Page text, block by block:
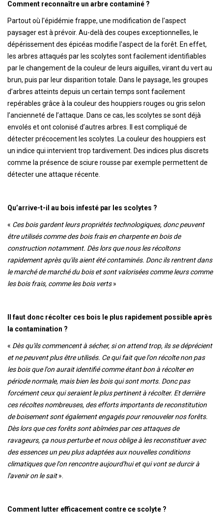
Comment reconnaître un arbre contaminé ?
Partout où l'épidémie frappe, une modification de l'aspect
paysager est à prévoir. Au-delà des coupes exceptionnelles, le
dépérissement des épicéas modifie l'aspect de la forêt. En effet,
les arbres attaqués par les scolytes sont facilement identifiables
par le changement de la couleur de leurs aiguilles, virant du vert au
brun, puis par leur disparition totale. Dans le paysage, les groupes
d’arbres atteints depuis un certain temps sont facilement
repérables grâce à la couleur des houppiers rouges ou gris selon
l’ancienneté de l’attaque. Dans ce cas, les scolytes se sont déjà
envolés et ont colonisé d’autres arbres. Il est compliqué de
détecter précocement les scolytes. La couleur des houppiers est
un indice qui intervient trop tardivement. Des indices plus discrets
comme la présence de sciure rousse par exemple permettent de
détecter une attaque récente.
Qu’arrive-t-il au bois infesté par les scolytes ?
« Ces bois gardent leurs propriétés technologiques, donc peuvent
être utilisés comme des bois frais en charpente en bois de
construction notamment. Dès lors que nous les récoltons
rapidement après qu'ils aient été contaminés. Donc ils rentrent dans
le marché de marché du bois et sont valorisées comme leurs comme
les bois frais, comme les bois verts»
Il faut donc récolter ces bois le plus rapidement possible après
la contamination ?
« Dès qu'ils commencent à sécher, si on attend trop, ils se déprécient
et ne peuvent plus être utilisés. Ce qui fait que l'on récolte non pas
les bois que l'on aurait identifié comme étant bon à récolter en
période normale, mais bien les bois qui sont morts. Donc pas
forcément ceux qui seraient le plus pertinent à récolter. Et derrière
ces récoltes nombreuses, des efforts importants de reconstitution
de boisement sont également engagés pour renouveler nos forêts.
Dès lors que ces forêts sont abîmées par ces attaques de
ravageurs, ça nous perturbe et nous oblige à les reconstituer avec
des essences un peu plus adaptées aux nouvelles conditions
climatiques que l'on rencontre aujourd'hui et qui vont se durcir à
l'avenir on le sait »
Comment lutter efficacement contre ce scolyte ?